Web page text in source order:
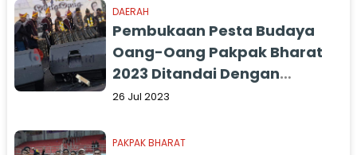
DAERAH
Pembukaan Pesta Budaya
Oang-Oang Pakpak Bharat
2023 Ditandai Dengan
Pemukulan Genderang
26 Jul 2023
PAKPAK BHARAT